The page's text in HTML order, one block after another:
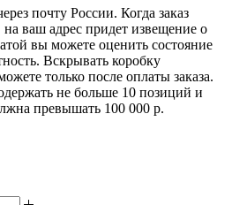
почту России. Когда заказ
на ваш адрес придет извещение о
вы можете оценить состояние
Вскрывать коробку
только после оплаты заказа.
не больше 10 позиций и
превышать 100 000 р.